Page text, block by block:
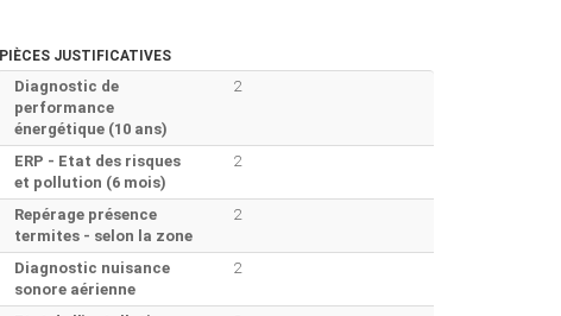
PIÈCES JUSTIFICATIVES
Diagnostic de
performance
énergétique (10 ans)
2
ERP - Etat des risques
et pollution (6 mois)
2
Repérage présence
termites - selon la zone
2
Diagnostic nuisance
sonore aérienne
2